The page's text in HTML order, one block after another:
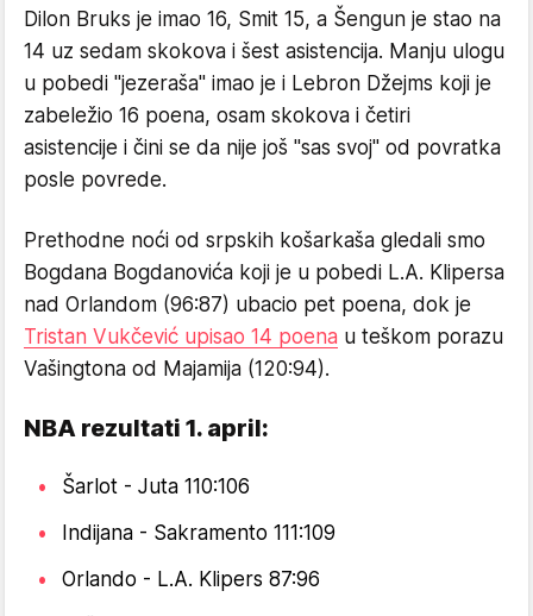
Dilon Bruks je imao 16, Smit 15, a Šengun je stao na
14 uz sedam skokova i šest asistencija. Manju ulogu
u pobedi "jezeraša" imao je i Lebron Džejms koji je
zabeležio 16 poena, osam skokova i četiri
asistencije i čini se da nije još "sas svoj" od povratka
posle povrede.
Prethodne noći od srpskih košarkaša gledali smo
Bogdana Bogdanovića koji je u pobedi L.A. Klipersa
nad Orlandom (96:87) ubacio pet poena, dok je
Tristan Vukčević upisao 14 poena u teškom porazu
Vašingtona od Majamija (120:94).
NBA rezultati 1. april:
Šarlot - Juta 110:106
Indijana - Sakramento 111:109
Orlando - L.A. Klipers 87:96